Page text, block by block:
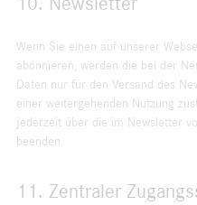
10. Newsletter
Wenn Sie einen auf unserer
abonnieren, werden die bei der
Daten nur für den Versand des
einer weitergehenden Nutzung
jederzeit über die im Newsletter
beenden.
11. Zentraler